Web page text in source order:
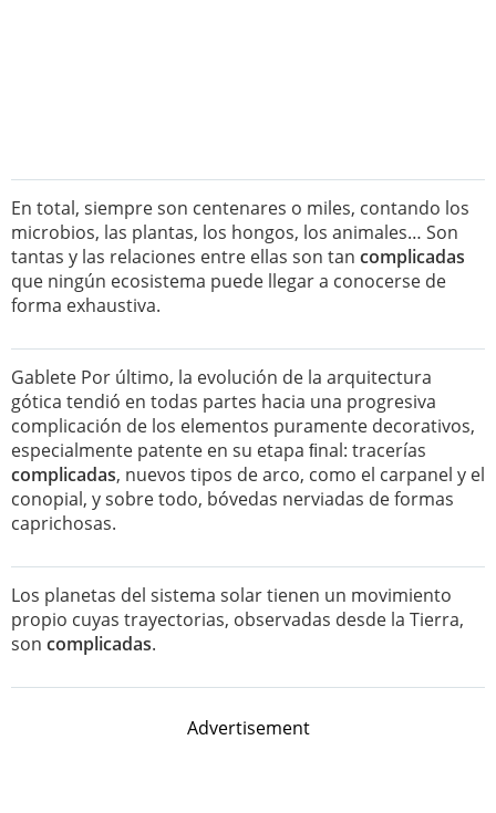
En total, siempre son centenares o miles, contando los
microbios, las plantas, los hongos, los animales… Son
tantas y las relaciones entre ellas son tan complicadas
que ningún ecosistema puede llegar a conocerse de
forma exhaustiva.
Gablete Por último, la evolución de la arquitectura
gótica tendió en todas partes hacia una progresiva
complicación de los elementos puramente decorativos,
especialmente patente en su etapa ﬁnal: tracerías
complicadas, nuevos tipos de arco, como el carpanel y el
conopial, y sobre todo, bóvedas nerviadas de formas
caprichosas.
Los planetas del sistema solar tienen un movimiento
propio cuyas trayectorias, observadas desde la Tierra,
son complicadas.
Advertisement